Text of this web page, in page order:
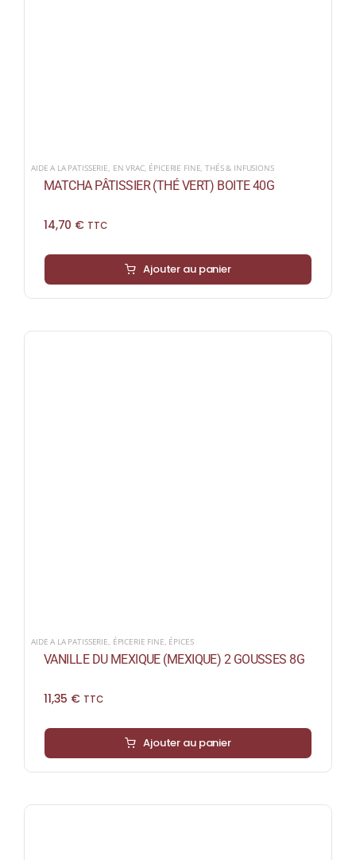
AIDE A LA PATISSERIE EN VRAC, ÉPICERIE FINE ,THÉS & INFUSIONS
MATCHA PÂTISSIER (THÉ VERT) BOITE 40G
14,70 € TTC
Ajouter au panier
AIDE A LA PATISSERIE ÉPICERIE FINE ÉPICES
VANILLE DU MEXIQUE (MEXIQUE) 2 GOUSSES 8G
11,35 € TTC
Ajouter au panier